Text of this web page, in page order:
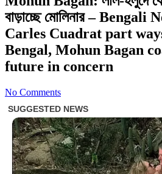
বাড়াচ্ছে মোলিনার – Bengali
Carles Cuadrat part
Bengal, Mohun Bagan
future in concern
No Comments